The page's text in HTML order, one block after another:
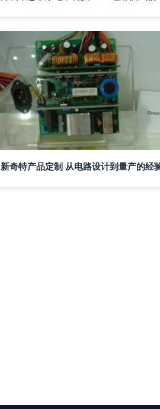
新奇特产品定制 从电路设计到量产的经